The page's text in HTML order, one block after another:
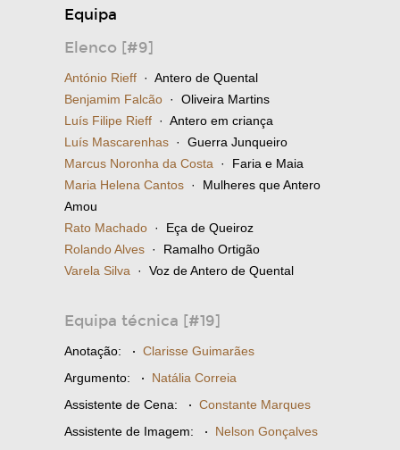
Equipa
Elenco [#9]
António Rieff · Antero de Quental
Benjamim Falcão · Oliveira Martins
Luís Filipe Rieff · Antero em criança
Luís Mascarenhas · Guerra Junqueiro
Marcus Noronha da Costa · Faria e Maia
Maria Helena Cantos · Mulheres que Antero
Amou
Rato Machado · Eça de Queiroz
Rolando Alves · Ramalho Ortigão
Varela Silva · Voz de Antero de Quental
Equipa técnica [#19]
Anotação: · Clarisse Guimarães
Argumento: · Natália Correia
Assistente de Cena: · Constante Marques
Assistente de Imagem: · Nelson Gonçalves